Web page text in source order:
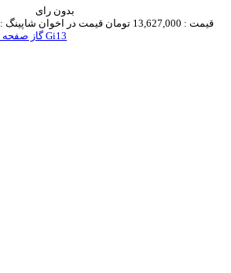
بدون رای
قیمت : 13,627,000 تومان قیمت در اخوان شاپینگ :